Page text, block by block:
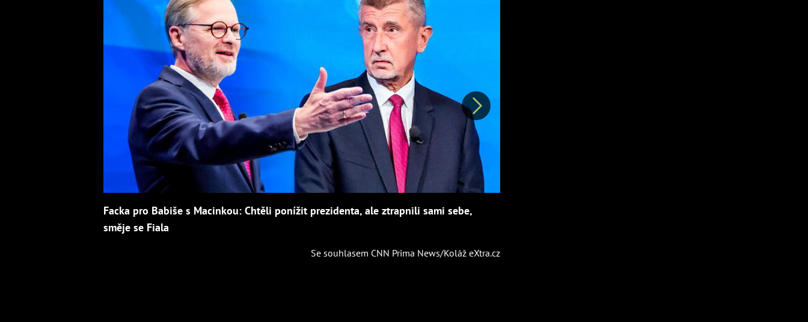
Další
Facka pro Babiše s Macinkou: Chtěli ponížit prezidenta, ale ztrapnili sami sebe,
směje se Fiala
Se souhlasem CNN Prima News/Koláž eXtra.cz